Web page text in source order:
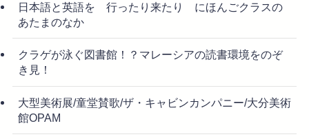
日本語と英語を 行ったり来たり にほんごクラスの
あたまのなか
クラゲが泳ぐ図書館！？マレーシアの読書環境をのぞ
き見！
大型美術展/童堂賛歌/ザ・キャビンカンパニー/大分美術
館OPAM